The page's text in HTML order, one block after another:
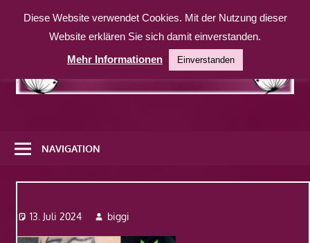
Inhalt
weitere
Website
NAVIGATION
13. Juli 2024 biggi
Diese Website verwendet Cookies. Mit der Nutzung dieser
Website erklären Sie sich damit einverstanden.
Mehr Informationen
Einverstanden